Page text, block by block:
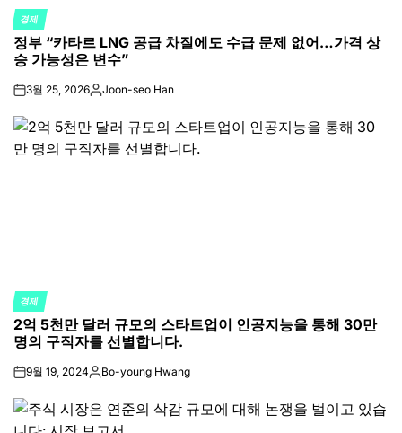
POSTED
IN
경제
정부 “카타르 LNG 공급 차질에도 수급 문제 없어…가격 상
승 가능성은 변수”
on3월 25, 2026Posted
Joon-seo Han
POSTED
IN
경제
2억 5천만 달러 규모의 스타트업이 인공지능을 통해 30만
명의 구직자를 선별합니다.
on9월 19, 2024Posted
Bo-young Hwang